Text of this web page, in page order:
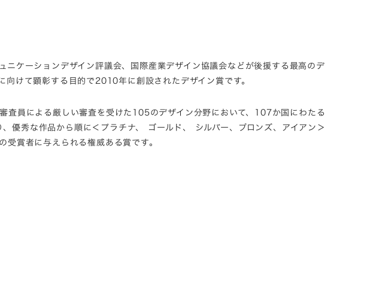
ケーションデザイン評議会、国際産業デザイン協議会などが後援する最高のデ
向けて顕彰する目的で2010年に創設されたデザイン賞です。
査員による厳しい審査を受けた105のデザイン分野において、107か国にわたる
秀な作品から順に＜プラチナ、 ゴールド、 シルバー、ブロンズ、アイアン＞
受賞者に与えられる権威ある賞です。